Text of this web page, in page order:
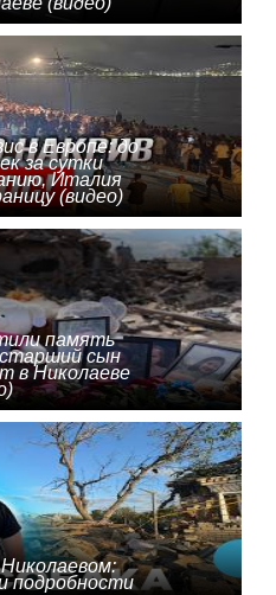
в Европе: до
за сутки
Италия
(видео)
память
сын
в Николаеве
подробности